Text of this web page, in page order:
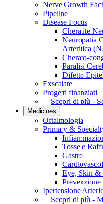
Nerve Growth
Pipeline
Disease Focus
Cheratite
Neuropatia
Arteritica
Cherato-
Paralisi
Difetto
Exscalate
Progetti finanziati
Scopri di più -
Medicines
Oftalmologia
Primary &
Tosse e
Gastro
Eye, Skin &
Prevenzione
Ipertensione
Scopri di più -